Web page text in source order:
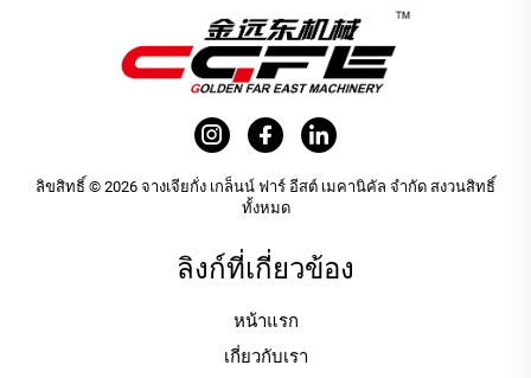
ลิขสิทธิ์ © 2026 จางเจียกั่ง เกล็นน์ ฟาร์ อีสต์ เมคานิคัล จำกัด สงวนสิทธิ์
ทั้งหมด
ลิงก์ที่เกี่ยวข้อง
หน้าแรก
เกี่ยวกับเรา